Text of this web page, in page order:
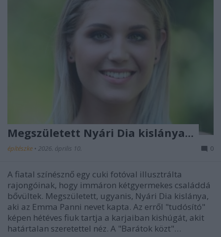
Megszületett Nyári Dia kislánya...
építészke • 2026. április 10. 0
A fiatal színésznő egy cuki fotóval illusztrálta
rajongóinak, hogy immáron kétgyermekes családdá
bővültek. Megszületett, ugyanis, Nyári Dia kislánya,
aki az Emma Panni nevet kapta. Az erről "tudósító"
képen hétéves fiuk tartja a karjaiban kishúgát, akit
határtalan szeretettel néz. A "Barátok közt"…